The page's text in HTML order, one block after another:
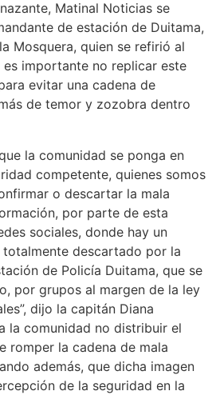
Matinal Noticias se
de estación de Duitama,
Mosquera, quien se refirió al
importante no replicar este
evitar una cadena de
de temor y zozobra dentro
la comunidad se ponga en
competente, quienes somos
o descartar la mala
por parte de esta
sociales, donde hay un
descartado por la
de Policía Duitama, que se
por grupos al margen de la ley
dijo la capitán Diana
la comunidad no distribuir el
romper la cadena de mala
además, que dicha imagen
de la seguridad en la